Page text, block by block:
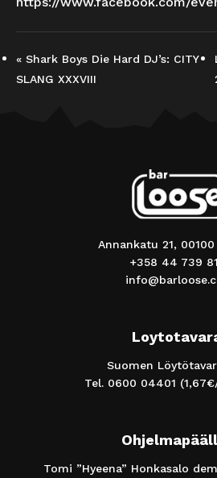
« Shark Boys Die Hard DJ’s: CITY
SLANG XXXVIII
Annankatu 21,
+358 44 739
Suomen
Tel. 0600 04401
Tomi ”Hyeena” Honkasalo